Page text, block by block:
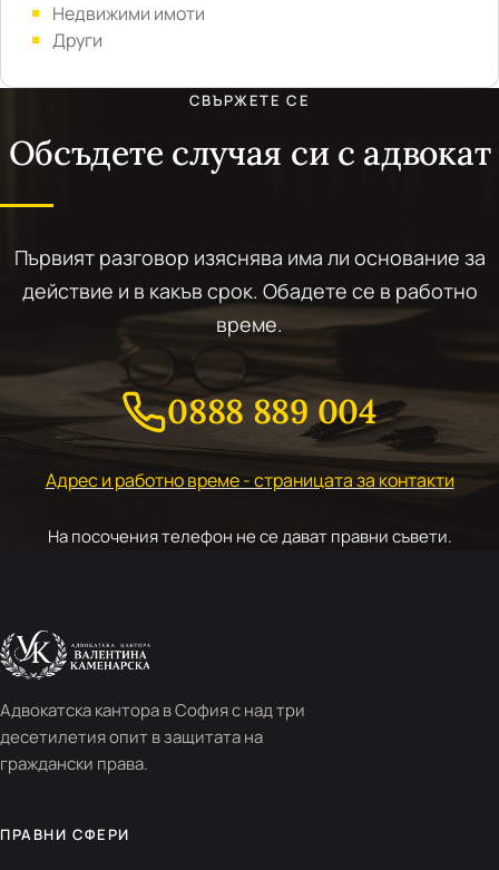
Недвижими имоти
Други
СВЪРЖЕТЕ СЕ
Обсъдете случая си с адвокат
Първият разговор изяснява има ли основание за
действие и в какъв срок. Обадете се в работно
време.
0888 889 004
Адрес и работно време - страницата за контакти
На посочения телефон не се дават правни съвети.
Адвокатска кантора в София с над три
десетилетия опит в защитата на
граждански права.
ПРАВНИ СФЕРИ